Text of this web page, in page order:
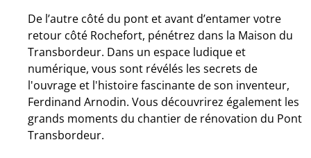
De l’autre côté du pont et avant d’entamer votre
retour côté Rochefort, pénétrez dans la Maison du
Transbordeur. Dans un espace ludique et
numérique, vous sont révélés les secrets de
l'ouvrage et l'histoire fascinante de son inventeur,
Ferdinand Arnodin. Vous découvrirez également les
grands moments du chantier de rénovation du Pont
Transbordeur.